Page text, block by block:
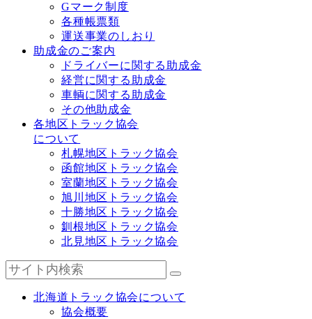
Gマーク制度
各種帳票類
運送事業のしおり
助成金のご案内
ドライバーに関する助成金
経営に関する助成金
車輌に関する助成金
その他助成金
各地区トラック協会
について
札幌地区トラック協会
函館地区トラック協会
室蘭地区トラック協会
旭川地区トラック協会
十勝地区トラック協会
釧根地区トラック協会
北見地区トラック協会
北海道トラック協会について
協会概要